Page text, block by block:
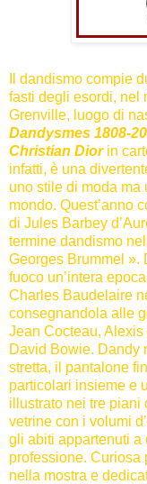
Il dandismo compie
fasti degli esordi, nel
Grenville, luogo di
Dandysmes 1808-
Christian Diorin
infatti, è una
uno stile di moda ma
mondo. Quest’anno
di Jules Barbey
termine dandismo
Georges Brummel ».
fuoco un’intera
Charles Baudelaire
consegnandola alle
Jean Cocteau,
David Bowie. Dandy
stretta, il pantalone
particolari insieme e
illustrato nei tre piani
vetrine con i volumi
gli abiti appartenuti a
professione. Curiosa
nella mostra e